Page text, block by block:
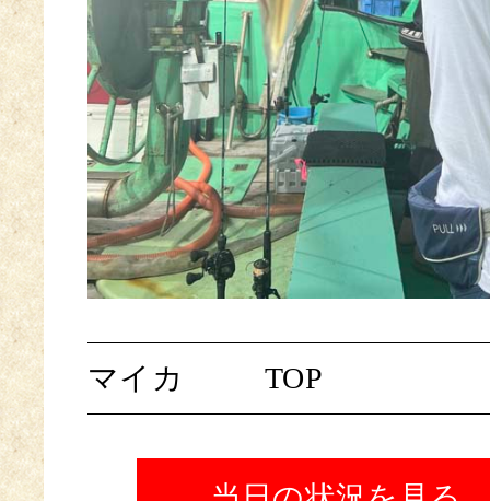
マイカ TOP